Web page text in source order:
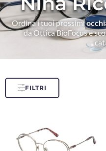
Ordina i tuoi prossimi
da Ottica BioFocus e
FILTRI